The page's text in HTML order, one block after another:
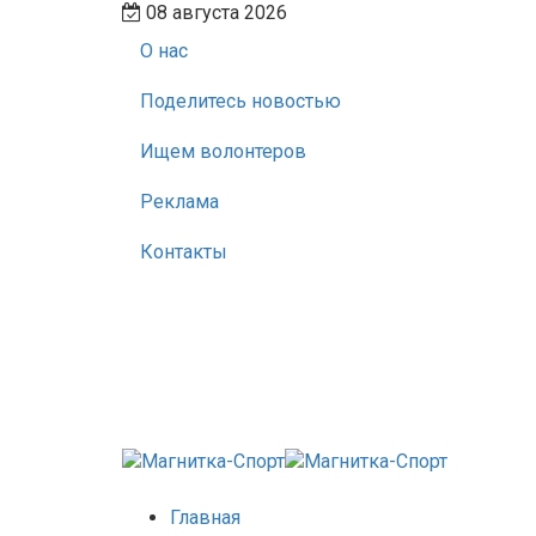
08 августа 2026
О нас
Поделитесь новостью
Ищем волонтеров
Реклама
Контакты
Главная